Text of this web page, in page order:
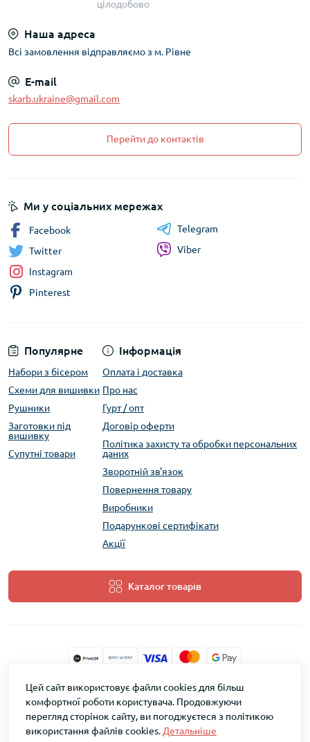
цілодобово
Наша адреса
Всі замовлення відправляємо з м. Рівне
E-mail
skarb.ukraine@gmail.com
Перейти до контактів
Популярне
Набори з бісером
Схеми для вишивки
Рушники
Заготовки під
вишивку
Супутні товари
Інформація
Оплата і доставка
Про нас
Гурт / опт
Договір оферти
Політика захисту та обробки персональних
даних
Зворотній зв'язок
Повернення товару
Виробники
Подарункові сертифікати
Акції
Каталог товарів
Ми у соціальних мережах
Facebook
Twitter
Instagram
Pinterest
Telegram
Viber
ТМ Скарб © 2026
Цей сайт використовує файли cookies для більш
комфортної роботи користувача. Продовжуючи
перегляд сторінок сайту, ви погоджуєтеся з політикою
використання файлів cookies. Детальніше